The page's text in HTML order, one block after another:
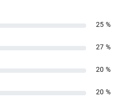
25 %
27 %
20 %
20 %